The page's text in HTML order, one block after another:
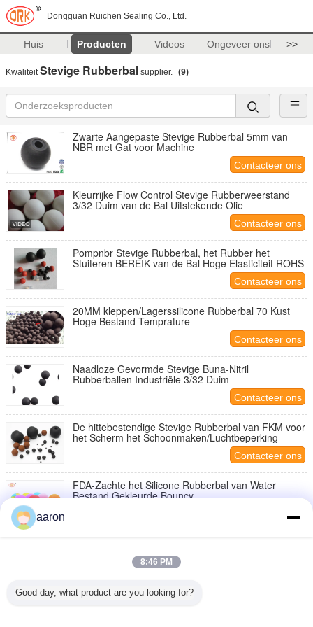
Dongguan Ruichen Sealing Co., Ltd.
Huis Producten Videos Ongeveer ons >>
KwaliteitStevige Rubberbal supplier. (9)
Zwarte Aangepaste Stevige Rubberbal 5mm van
NBR met Gat voor Machine
Contacteer ons
Kleurrijke Flow Control Stevige Rubberweerstand
3/32 Duim van de Bal Uitstekende Olie
Contacteer ons
Pompnbr Stevige Rubberbal, het Rubber het
Stuiteren BEREIK van de Bal Hoge Elasticiteit ROHS
Contacteer ons
20MM kleppen/Lagerssilicone Rubberbal 70 Kust
Hoge Bestand Temprature
Contacteer ons
Naadloze Gevormde Stevige Buna-Nitril
Rubberballen Industriële 3/32 Duim
Contacteer ons
De hittebestendige Stevige Rubberbal van FKM voor
het Scherm het Schoonmaken/Luchtbeperking
Contacteer ons
FDA-Zachte het Silicone Rubberbal van Water
Bestand Gekleurde Bouncy
10mm 15mm Zwarte Kleur
De lage Bestand HNBR Stevige Industriële Bal van
aaron
8:46 PM
Good day, what product are you looking for?